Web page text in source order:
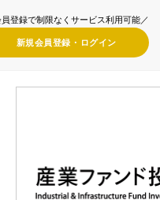
員登録で制限なくサービス利用可能／
新規会員登録・ ログイン